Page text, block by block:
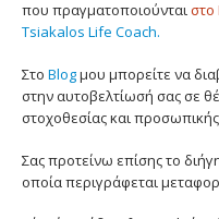
που πραγματοποιούνταιστο
Tsiakalos Life Coach.
Στο Blogμου μπορείτε να
στην αυτοβελτίωσή σας σε
στοχοθεσίας και
Σας προτείνω επίσης το
οποία περιγράφεται